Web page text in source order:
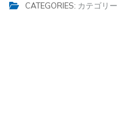
CATEGORIES: カテゴリー